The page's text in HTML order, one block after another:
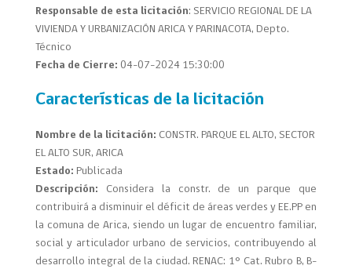
Responsable de esta licitación: SERVICIO REGIONAL DE LA
VIVIENDA Y URBANIZACIÓN ARICA Y PARINACOTA, Depto.
Técnico
Fecha de Cierre: 04-07-2024 15:30:00
Características de la licitación
Nombre de la licitación: CONSTR. PARQUE EL ALTO, SECTOR
EL ALTO SUR, ARICA
Estado: Publicada
Descripción: Considera la constr. de un parque que
contribuirá a disminuir el déficit de áreas verdes y EE.PP en
la comuna de Arica, siendo un lugar de encuentro familiar,
social y articulador urbano de servicios, contribuyendo al
desarrollo integral de la ciudad. RENAC: 1° Cat. Rubro B, B-